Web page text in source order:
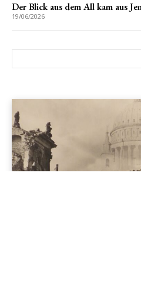
Der Blick aus dem All kam aus
19/06/2026